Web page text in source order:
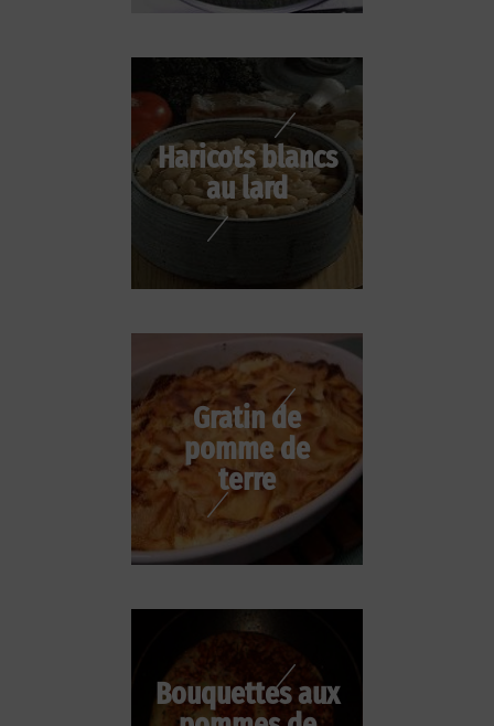
Haricots blancs
au lard
Gratin de
pomme de
terre
Bouquettes aux